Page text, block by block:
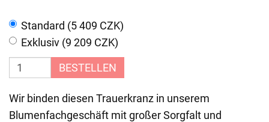
Standard (5 409 CZK)
Exklusiv (9 209 CZK)
BESTELLEN
Wir binden diesen Trauerkranz in unserem
Blumenfachgeschäft mit großer Sorgfalt und